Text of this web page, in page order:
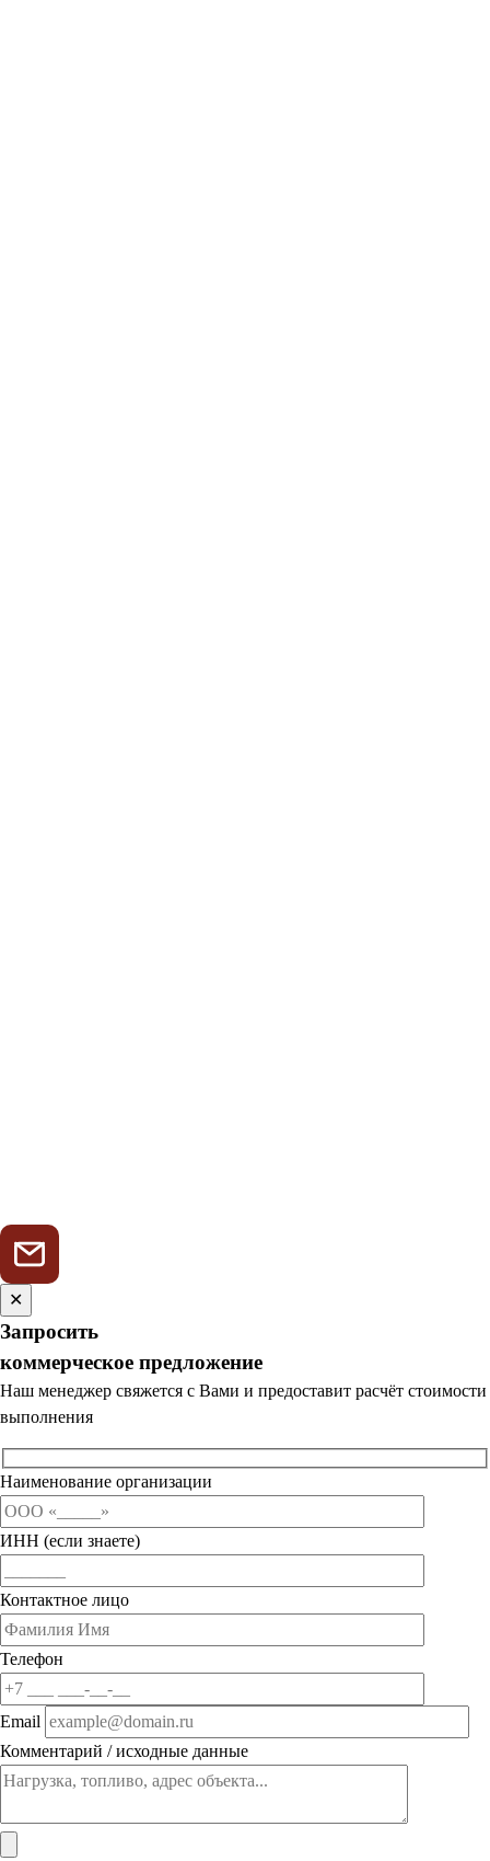
✕
Запросить
коммерческое предложение
Наш менеджер свяжется с Вами и предоставит расчёт стоимости
выполнения
Наименование организации
ИНН (если знаете)
Контактное лицо
Телефон
Email
Комментарий / исходные данные